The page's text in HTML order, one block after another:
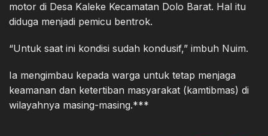
motor di Desa Kaleke Kecamatan Dolo Barat. Hal itu
diduga menjadi pemicu bentrok.
“Untuk saat ini kondisi sudah kondusif,” imbuh Nuim.
Ia mengimbau kepada warga untuk tetap menjaga
keamanan dan ketertiban masyarakat (kamtibmas) di
wilayahnya masing-masing.***